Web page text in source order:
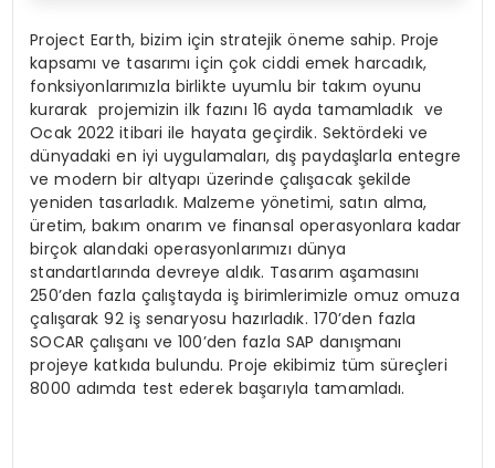
Project Earth, bizim için stratejik öneme sahip. Proje
kapsamı ve tasarımı için çok ciddi emek harcadık,
fonksiyonlarımızla birlikte uyumlu bir takım oyunu
kurarak projemizin ilk fazını 16 ayda tamamladık ve
Ocak 2022 itibari ile hayata geçirdik. Sektördeki ve
dünyadaki en iyi uygulamaları, dış paydaşlarla entegre
ve modern bir altyapı üzerinde çalışacak şekilde
yeniden tasarladık. Malzeme yönetimi, satın alma,
üretim, bakım onarım ve finansal operasyonlara kadar
birçok alandaki operasyonlarımızı dünya
standartlarında devreye aldık. Tasarım aşamasını
250’den fazla çalıştayda iş birimlerimizle omuz omuza
çalışarak 92 iş senaryosu hazırladık. 170’den fazla
SOCAR çalışanı ve 100’den fazla SAP danışmanı
projeye katkıda bulundu. Proje ekibimiz tüm süreçleri
8000 adımda test ederek başarıyla tamamladı.